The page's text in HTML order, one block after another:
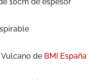
de BMI España